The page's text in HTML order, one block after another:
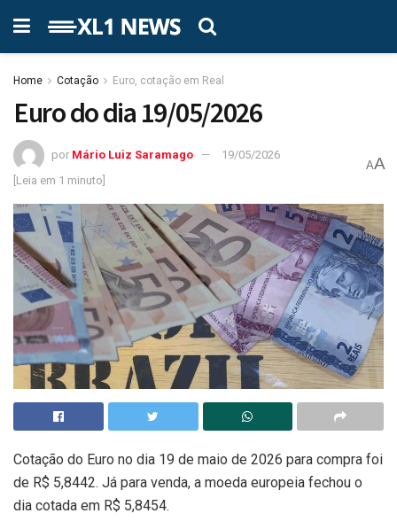
Home Cotação Euro, cotação em Real
Euro do dia 19/05/2026
por Mário Luiz Saramago
19/05/2026
[Leia em 1 minuto]
AA
Cotação do Euro no dia 19 de maio de 2026 para compra foi
de R$ 5,8442. Já para venda, a moeda europeia fechou o
dia cotada em R$ 5,8454.